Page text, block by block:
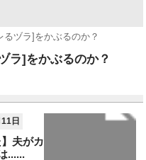
るヅラ]をかぶるのか？
ラ]をかぶるのか？
日
夫がカ
......